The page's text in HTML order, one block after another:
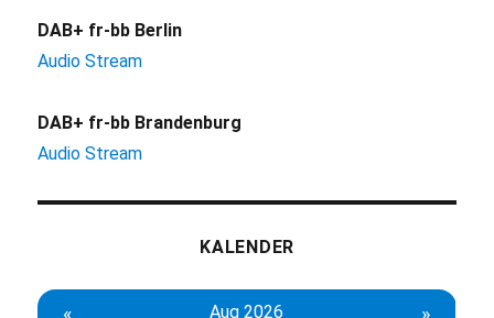
DAB+ fr-bb Berlin
Audio Stream
DAB+ fr-bb Brandenburg
Audio Stream
KALENDER
« Aug 2026 »